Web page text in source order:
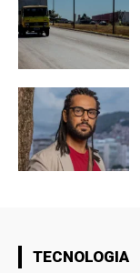
TECNOLOGIA